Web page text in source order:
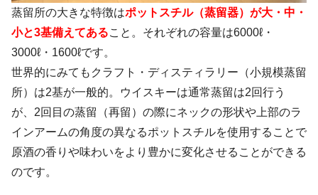
蒸留所の大きな特徴はポットスチル（蒸留器）が大・中・
小と3基備えてあること。それぞれの容量は6000ℓ・
3000ℓ・1600ℓです。
世界的にみてもクラフト・ディスティラリー（小規模蒸留
所）は2基が一般的。ウイスキーは通常蒸留は2回行う
が、2回目の蒸留（再留）の際にネックの形状や上部のラ
インアームの角度の異なるポットスチルを使用することで
原酒の香りや味わいをより豊かに変化させることができる
のです。